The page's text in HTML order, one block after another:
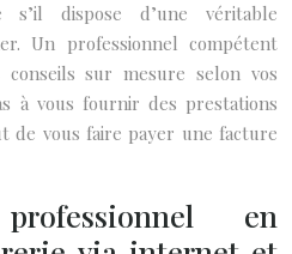
dispose d’une véritable
Un professionnel compétent
sur mesure selon vos
à vous fournir des prestations
de vous faire payer une facture
en